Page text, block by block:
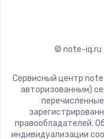
© note-iq.ru
Сервисный центр
авторизованным)
правообладателей.
индивидуализации